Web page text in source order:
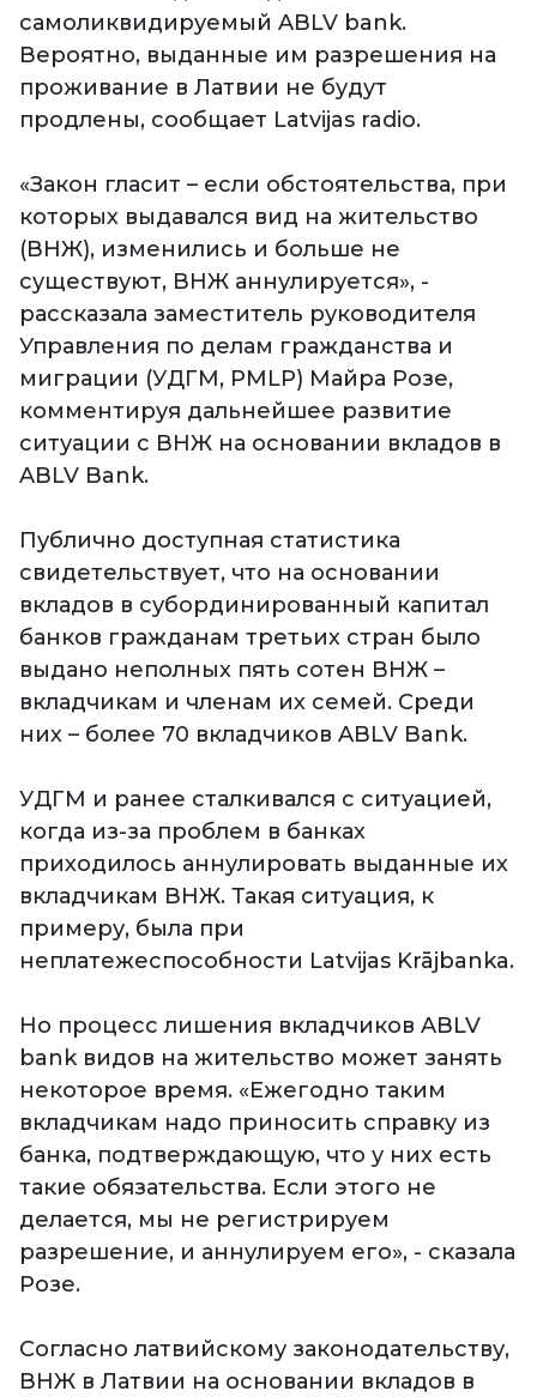
самоликвидируемый ABLV bank.
Вероятно, выданные им разрешения на
проживание в Латвии не будут
продлены, сообщает Latvijas radio.
«Закон гласит – если обстоятельства, при
которых выдавался вид на жительство
(ВНЖ), изменились и больше не
существуют, ВНЖ аннулируется», -
рассказала заместитель руководителя
Управления по делам гражданства и
миграции (УДГМ, PMLP) Майра Розе,
комментируя дальнейшее развитие
ситуации с ВНЖ на основании вкладов в
ABLV Bank.
Публично доступная статистика
свидетельствует, что на основании
вкладов в субординированный капитал
банков гражданам третьих стран было
выдано неполных пять сотен ВНЖ –
вкладчикам и членам их семей. Среди
них – более 70 вкладчиков ABLV Bank.
УДГМ и ранее сталкивался с ситуацией,
когда из-за проблем в банках
приходилось аннулировать выданные их
вкладчикам ВНЖ. Такая ситуация, к
примеру, была при
неплатежеспособности Latvijas Krājbanka.
Но процесс лишения вкладчиков ABLV
bank видов на жительство может занять
некоторое время. «Ежегодно таким
вкладчикам надо приносить справку из
банка, подтверждающую, что у них есть
такие обязательства. Если этого не
делается, мы не регистрируем
разрешение, и аннулируем его», - сказала
Розе.
Согласно латвийскому законодательству,
ВНЖ в Латвии на основании вкладов в